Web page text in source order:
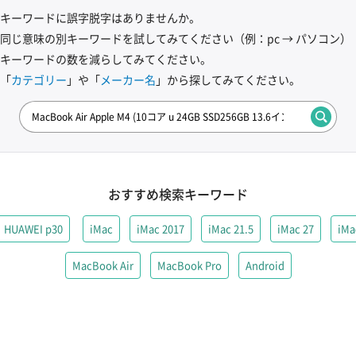
キーワードに誤字脱字はありませんか。
同じ意味の別キーワードを試してみてください （例：pc → パソコン）
キーワードの数を減らしてみてください。
「カテゴリー 」や「メーカー名 」から探してみてください。
おすすめ検索キーワード
HUAWEI p30 iMac iMac 2017 iMac 21.5 iMac 27
MacBook Air MacBook Pro Android